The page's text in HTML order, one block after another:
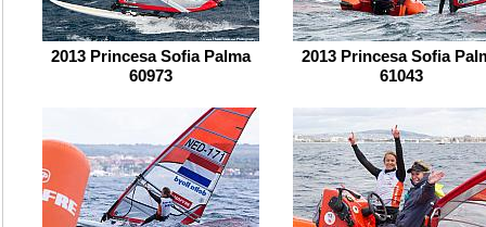
2013 Princesa Sofia Palma
60973
2013 Princesa Sofia
61043